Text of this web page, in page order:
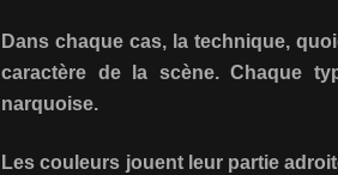
Dans chaque cas, la technique,
caractère de la scène. Chaque
narquoise.
Les couleurs jouent leur partie